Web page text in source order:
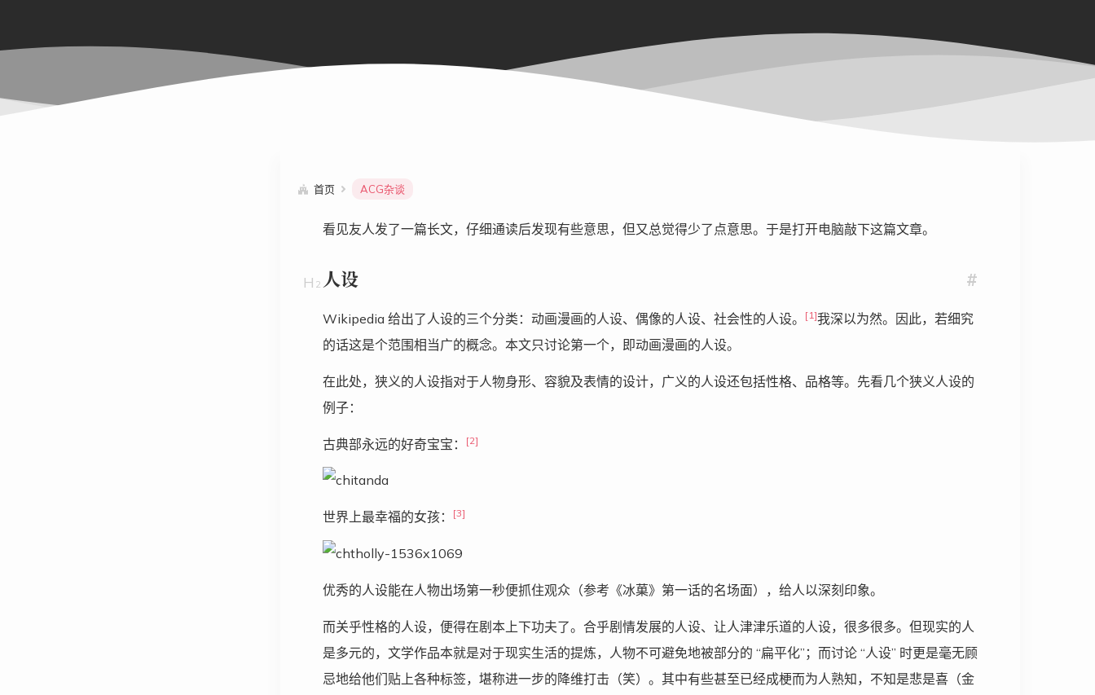
首页 ACG杂谈
看见友人发了一篇长文，仔细通读后发现有些意思，但又总觉得少了点意思。于是打开电脑敲下这篇文章。
#
人设
Wikipedia 给出了人设的三个分类：动画漫画的人设、偶像的人设、社会性的人设。 [1]我深以为然。因此，若细究
的话这是个范围相当广的概念。本文只讨论第一个，即动画漫画的人设。
在此处，狭义的人设指对于人物身形、容貌及表情的设计，广义的人设还包括性格、品格等。先看几个狭义人设的
例子：
古典部永远的好奇宝宝： [2]
世界上最幸福的女孩： [3]
优秀的人设能在人物出场第一秒便抓住观众（参考《冰菓》第一话的名场面），给人以深刻印象。
而关乎性格的人设，便得在剧本上下功夫了。合乎剧情发展的人设、让人津津乐道的人设，很多很多。但现实的人
是多元的，文学作品本就是对于现实生活的提炼，人物不可避免地被部分的 “扁平化”；而讨论 “人设” 时更是毫无顾
忌地给他们贴上各种标签，堪称进一步的降维打击（笑）。其中有些甚至已经成梗而为人熟知，不知是悲是喜（金